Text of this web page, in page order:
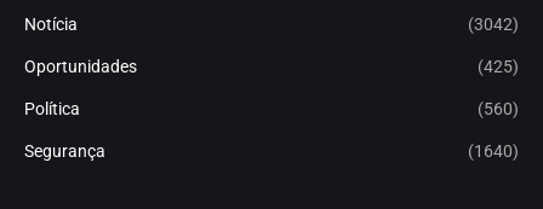
Notícia (3042)
Oportunidades (425)
Política (560)
Segurança (1640)